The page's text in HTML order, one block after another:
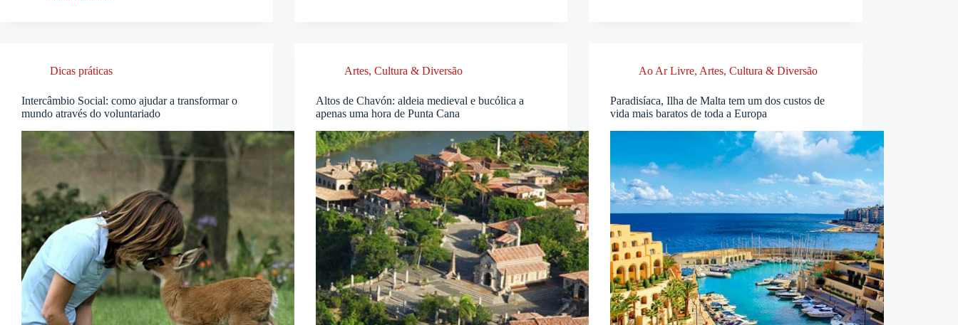
Dicas práticas
Intercâmbio Social: como ajudar a transformar o
mundo através do voluntariado
Artes, Cultura & Diversão
Altos de Chavón: aldeia medieval e bucólica a
apenas uma hora de Punta Cana
Ao Ar Livre, Artes, Cultura & Diversão
Paradisíaca, Ilha de Malta tem um dos custos de
vida mais baratos de toda a Europa